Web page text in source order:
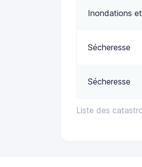
Liste des
Inondations
Sécheresse
Sécheresse